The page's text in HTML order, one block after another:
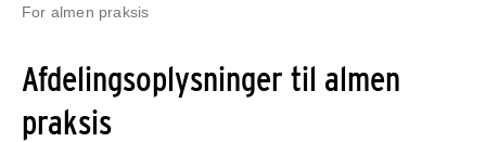
For almen praksis
Afdelingsoplysninger til almen
praksis